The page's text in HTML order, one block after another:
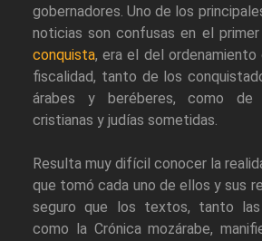
gobernadores. Uno de los
noticias son confusas en el
conquista, era el del
fiscalidad, tanto de los
árabes y beréberes, como de
cristianas y judías sometidas.
Resulta muy difícil conocer la
que tomó cada uno de ellos y sus
seguro que los textos, tanto las
como la Crónica mozárabe,